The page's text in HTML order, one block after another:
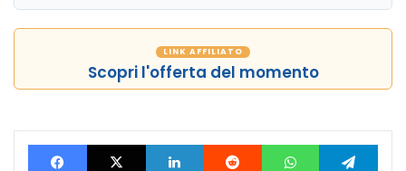
LINK AFFILIATO
Scopri l'offerta del momento
FacebookX LinkedIn Reddit WhatsApp